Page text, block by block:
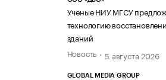
Ученые НИУ МГСУ
технологию
зданий
Новость
5 августа 2026
GLOBAL MEDIA GROUP